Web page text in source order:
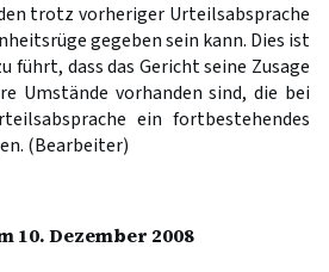
trotz vorheriger Urteilsabsprache
gegeben sein kann. Dies ist
führt, dass das Gericht seine Zusage
Umstände vorhanden sind, die bei
ein fortbestehendes
(Bearbeiter)
10. Dezember 2008